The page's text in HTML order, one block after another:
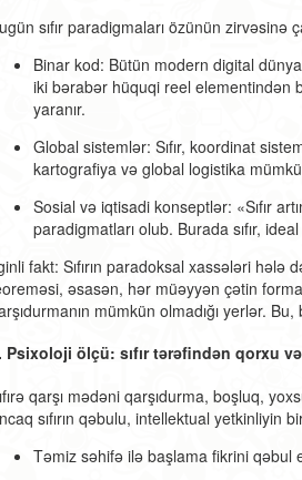
sıfır paradigmaları özünün zirvəsinə
Binar kod: Bütün modern digital
iki bərabər hüquqi reel elementindən
yaranır.
Global sistemlər: Sıfır, koordinat
kartografiya və global logistika
Sosial və iqtisadi konseptlər: «Sıfır
paradigmatları olub. Burada sıfır,
fakt: Sıfırın paradoksal xassələri
əsasən, hər müəyyən çətin
mümkün olmadığı yerlər.
Psixoloji ölçü: sıfır tərəfindən qorxu
qarşı mədəni qarşıdurma, boşluq,
sıfırın qəbulu, intellektual yetkinliyin
Təmiz səhifə ilə başlama fikrini qəbul